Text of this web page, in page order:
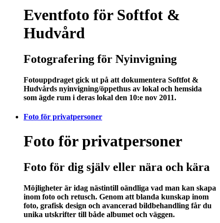
Eventfoto för Softfot &
Hudvård
Fotografering för Nyinvigning
Fotouppdraget gick ut på att dokumentera Softfot &
Hudvårds nyinvigning/öppethus av lokal och hemsida
som ägde rum i deras lokal den 10:e nov 2011.
Foto för privatpersoner
Foto för privatpersoner
Foto för dig själv eller nära och kära
Möjligheter är idag nästintill oändliga vad man kan skapa
inom foto och retusch. Genom att blanda kunskap inom
foto, grafisk design och avancerad bildbehandling får du
unika utskrifter till både albumet och väggen.